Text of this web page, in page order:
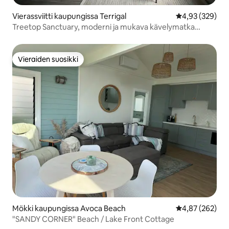
Vierassviitti kaupungissa Terrigal
4,93 (329)
Treetop Sanctuary, moderni ja mukava kävelymatka
Vieraiden suosikki
Vieraiden suosikki
Mökki kaupungissa Avoca Beach
4,87 (262)
"SANDY CORNER" Beach / Lake Front Cottage